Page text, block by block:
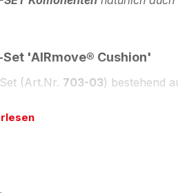
Set 'AIRmove® Cushion'
(Art.Nr. 703-03) bestehend
AIRmove® Maschine